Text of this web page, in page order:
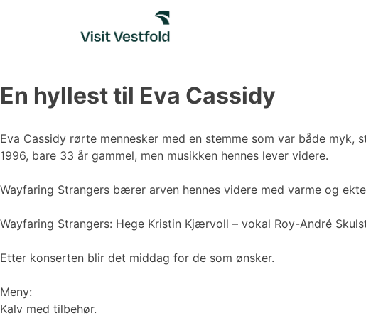
En hyllest til Eva Cassidy
Eva Cassidy rørte mennesker med en stemme som var både
1996, bare 33 år gammel, men musikken hennes lever videre.
Wayfaring Strangers bærer arven hennes videre med varme og
Wayfaring Strangers: Hege Kristin Kjærvoll – vokal Roy-André
Etter konserten blir det middag for de som ønsker.
Meny:
Kalv med tilbehør.